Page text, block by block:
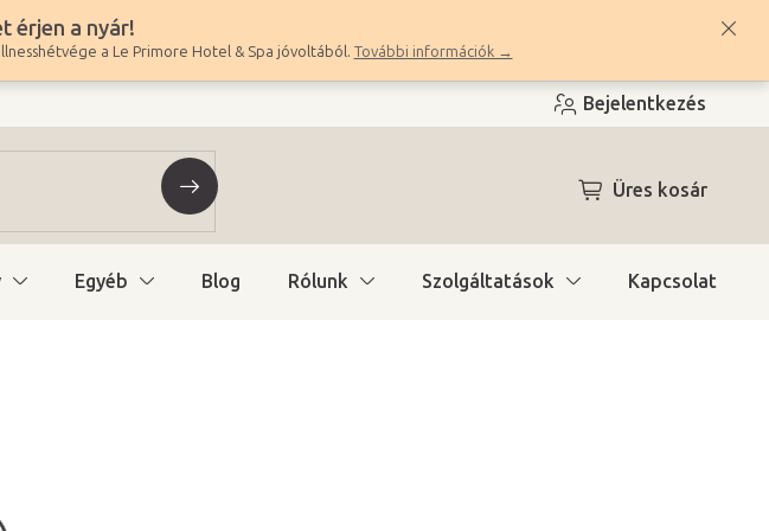
érjen a nyár!
a Le Primore Hotel & Spa jóvoltából. További információk →
Bejelentkezés
KOSÁR
Üres kosár
Egyéb Blog Rólunk Szolgáltatások Kapcsolat